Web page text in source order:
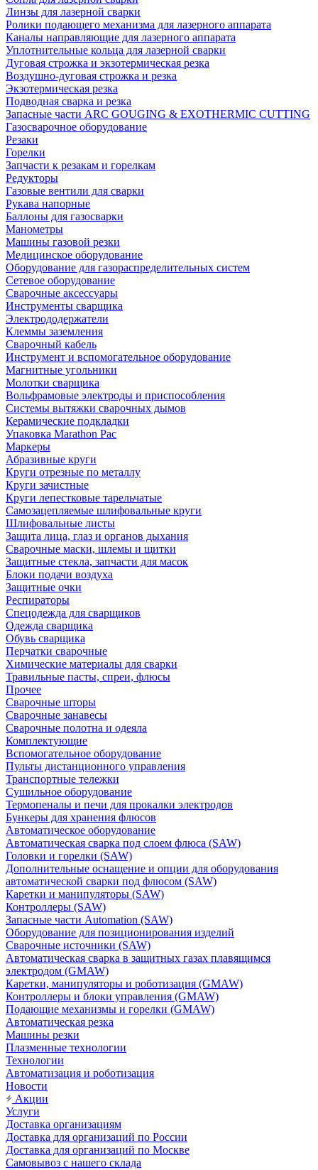
Линзы для лазерной сварки
Ролики подающего механизма для лазерного аппарата
Каналы направляющие для лазерного аппарата
Уплотнительные кольца для лазерной сварки
Дуговая строжка и экзотермическая резка
Воздушно-дуговая строжка и резка
Экзотермическая резка
Подводная сварка и резка
Запасные части ARC GOUGING & EXOTHERMIC CUTTING
Газосварочное оборудование
Резаки
Горелки
Запчасти к резакам и горелкам
Редукторы
Газовые вентили для сварки
Рукава напорные
Баллоны для газосварки
Манометры
Машины газовой резки
Медицинское оборудование
Оборудование для газораспределительных систем
Сетевое оборудование
Сварочные аксессуары
Инструменты сварщика
Электрододержатели
Клеммы заземления
Сварочный кабель
Инструмент и вспомогательное оборудование
Магнитные угольники
Молотки сварщика
Вольфрамовые электроды и приспособления
Системы вытяжки сварочных дымов
Керамические подкладки
Упаковка Marathon Pac
Маркеры
Абразивные круги
Круги отрезные по металлу
Круги зачистные
Круги лепестковые тарельчатые
Самозацепляемые шлифовальные круги
Шлифовальные листы
Защита лица, глаз и органов дыхания
Сварочные маски, шлемы и щитки
Защитные стекла, запчасти для масок
Блоки подачи воздуха
Защитные очки
Респираторы
Спецодежда для сварщиков
Одежда сварщика
Обувь сварщика
Перчатки сварочные
Химические материалы для сварки
Травильные пасты, спреи, флюсы
Прочее
Сварочные шторы
Сварочные занавесы
Сварочные полотна и одеяла
Комплектующие
Вспомогательное оборудование
Пульты дистанционного управления
Транспортные тележки
Сушильное оборудование
Термопеналы и печи для прокалки электродов
Бункеры для хранения флюсов
Автоматическое оборудование
Автоматическая сварка под слоем флюса (SAW)
Головки и горелки (SAW)
Дополнительные оснащение и опции для оборудования
автоматической сварки под флюсом (SAW)
Каретки и манипуляторы (SAW)
Контроллеры (SAW)
Запасные части Automation (SAW)
Оборудование для позиционирования изделий
Сварочные источники (SAW)
Автоматическая сварка в защитных газах плавящимся
электродом (GMAW)
Каретки, манипуляторы и роботизация (GMAW)
Контроллеры и блоки управления (GMAW)
Подающие механизмы и горелки (GMAW)
Автоматическая резка
Машины резки
Плазменные технологии
Технологии
Автоматизация и роботизация
Новости
Акции
Услуги
Доставка организациям
Доставка для организаций по России
Доставка для организаций по Москве
Самовывоз с нашего склада